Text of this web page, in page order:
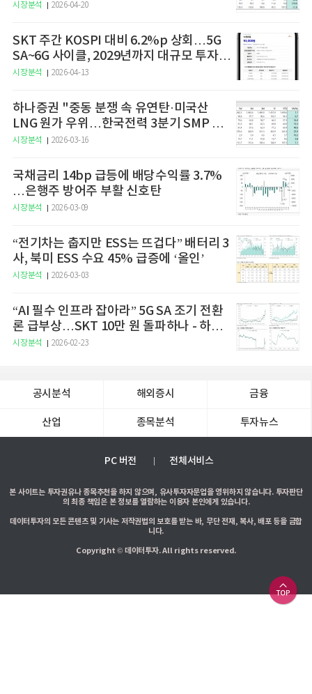
시장분석 2026-04-20
SKT 주간 KOSPI 대비 6.2%p 상회…5G
SA~6G 사이클, 2029년까지 대규모 투자
예고
시장분석 2026-04-13
하나증권 "중동 분쟁 속 유연탄·미국산
LNG 원가 우위…한국전력 3분기 SMP 상
승 전망"
시장분석 2026-03-16
국채금리 14bp 급등에 배당수익률 3.7%
…은행주 방어주 부활 신호탄
시장분석 2026-03-09
“전기차는 춥지만 ESS는 뜨겁다” 배터리 3
사, 북미 ESS 수요 45% 급증에 ‘올인’
시장분석 2026-03-03
“AI 필수 인프라 잡아라” 5G SA 조기 전환
론 급부상…SKT 10만 원 돌파하나 - 하나
증권
시장분석 2026-02-23
공시분석 해외증시 금융
산업 종목분석 투자뉴스
PC 버전 전체서비스
본 사이트는 투자권유나 종목추천을 하지 않으며, 유사투자자문업을 영위하지 않습니다. 투자판단
의 최종 책임은 본 정보를 열람하는 이용자 본인에게 있습니다.
데이터투자의 모든 콘텐츠 및 기사는 저작권법의 보호를 받는 바, 무단 전재, 복사, 배포 등을 금합
니다.
Copyright © 데이터투자. All rights reserved.